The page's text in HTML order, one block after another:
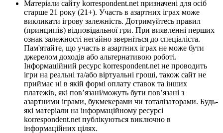
Матеріали сайту korrespondent.net призначені для осіб
старше 21 року (21+). Участь в азартних іграх може
викликати ігрову залежність. Дотримуйтесь правил
(принципів) відповідальної гри. При виявленні перших
ознак залежності негайно зверніться до спеціаліста.
Пам'ятайте, що участь в азартних іграх не може бути
джерелом доходів або альтернативою роботі.
Інформаційний ресурс korrespondent.net не проводить
ігри на реальні та/або віртуальні гроші, також сайт не
приймає ні в якій формі оплату ставок та інших
платежів, які пов’язані/можуть бути пов’язані з
азартними іграми, букмекерами чи тоталізаторами. Будь-
які матеріали на інформаційному ресурсі
korrespondent.net публікуються виключно в
інформаційних цілях.